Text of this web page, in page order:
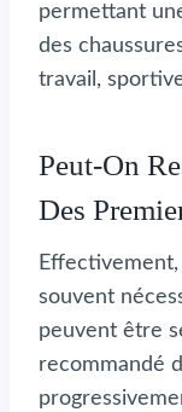
permettant
des
travail,
Peut-On
Des
souvent
peuvent être
recommandé